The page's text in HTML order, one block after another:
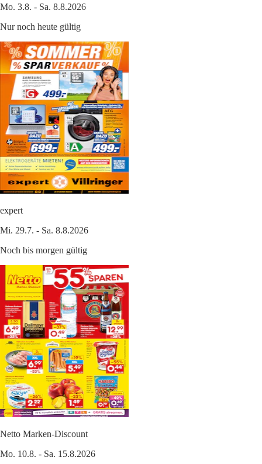
Mo. 3.8. - Sa. 8.8.2026
Nur noch heute gültig
expert
Mi. 29.7. - Sa. 8.8.2026
Noch bis morgen gültig
Netto Marken-Discount
Mo. 10.8. - Sa. 15.8.2026